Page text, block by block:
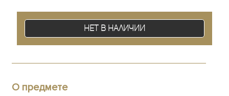
Нет в наличии
О предмете